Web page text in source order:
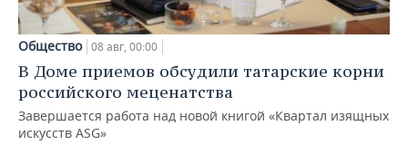
Общество 08 авг, 00:00
В Доме приемов обсудили татарские корни
российского меценатства
Завершается работа над новой книгой «Квартал изящных
искусств ASG»